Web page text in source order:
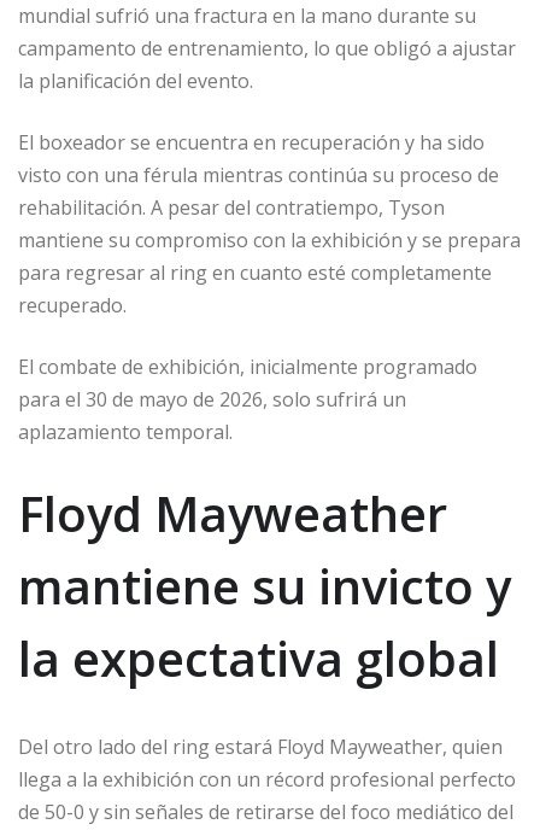
mundial sufrió una fractura en la mano durante su
campamento de entrenamiento, lo que obligó a ajustar
la planificación del evento.
El boxeador se encuentra en recuperación y ha sido
visto con una férula mientras continúa su proceso de
rehabilitación. A pesar del contratiempo, Tyson
mantiene su compromiso con la exhibición y se prepara
para regresar al ring en cuanto esté completamente
recuperado.
El combate de exhibición, inicialmente programado
para el 30 de mayo de 2026, solo sufrirá un
aplazamiento temporal.
Floyd Mayweather
mantiene su invicto y
la expectativa global
Del otro lado del ring estará Floyd Mayweather, quien
llega a la exhibición con un récord profesional perfecto
de 50-0 y sin señales de retirarse del foco mediático del